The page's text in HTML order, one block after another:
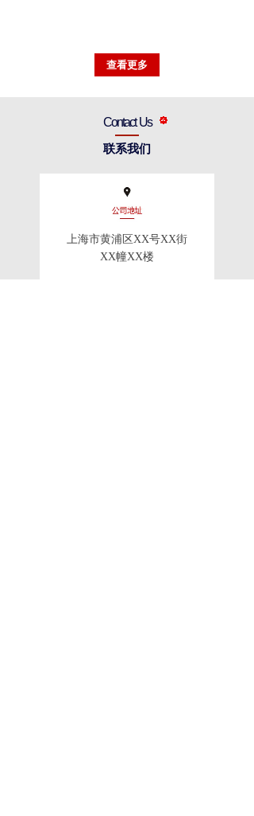
查看更多
Contact Us
联系我们
上海市黄浦区XX号XX街
XX幢XX楼